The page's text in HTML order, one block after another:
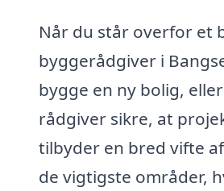
Når du står overfor et
byggerådgiver i
bygge en ny bolig,
rådgiver sikre, at
tilbyder en bred vifte
de vigtigste områder,